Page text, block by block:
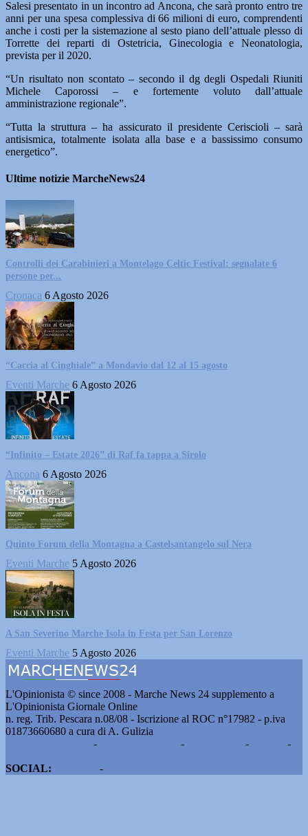
Salesi presentato in un incontro ad Ancona, che sarà pronto entro tre
anni per una spesa complessiva di 66 milioni di euro, comprendenti
anche i costi per la sistemazione al sesto piano dell’attuale plesso di
Torrette dei reparti di Ostetricia, Ginecologia e Neonatologia,
prevista per il 2020.
“Un risultato non scontato – secondo il dg degli Ospedali Riuniti
Michele Caporossi – e fortemente voluto dall’attuale
amministrazione regionale”.
“Tutta la struttura – ha assicurato il presidente Ceriscioli – sarà
antisismica, totalmente isolata alla base e a bassissimo consumo
energetico”.
Ultime notizie MarcheNews24
Controlli dei Carabinieri a Montelago Celtic Festival: segnalate 6
persone per...
Cronaca 6 Agosto 2026
“Caccia al Cinghiale” a Mondavio dal 12 al 15 agosto
Eventi Marche 6 Agosto 2026
“Infinito – Estate 2026” di Raf fa tappa a Sirolo
Ancona 6 Agosto 2026
Quinto Forum della Montagna a Castelsantangelo sul Nera
Eventi Marche 5 Agosto 2026
A San Severino Marche Isola in Festa per San Lorenzo
Eventi Marche 5 Agosto 2026
L'Opinionista © since 2008 - Marche News 24 supplemento a
L'Opinionista Giornale Online
n. reg. Trib. Pescara n.08/08 - Iscrizione al ROC n°17982 - p.iva
01873660680 a cura di A. Gulizia
- - -
-
SOCIAL:
-